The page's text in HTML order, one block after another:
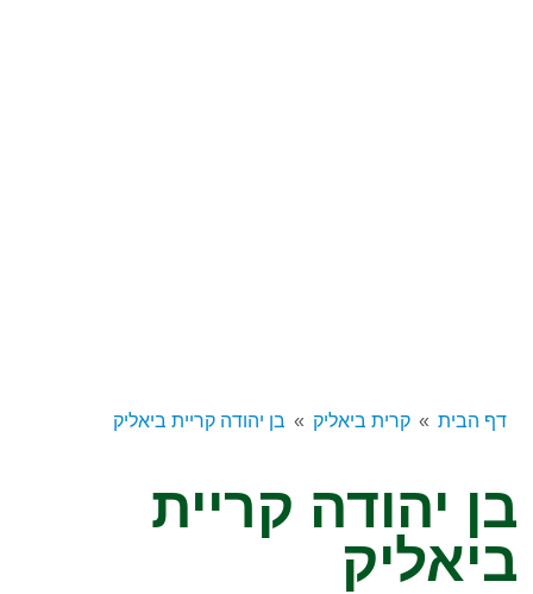
דף הבית קרית ביאליק בן יהודה קריית ביאליק
בן יהודה קריית
ביאליק